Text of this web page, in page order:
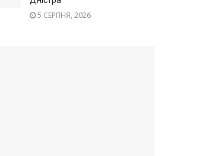
5 СЕРПНЯ, 2026